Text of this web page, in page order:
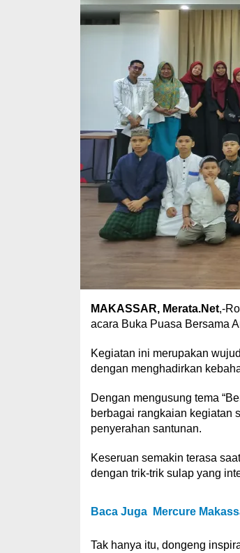
MAKASSAR, Merata.Net,-
acara Buka Puasa Bersama
Kegiatan ini merupakan
dengan menghadirkan
Dengan mengusung tema
berbagai rangkaian kegiatan
penyerahan santunan.
Keseruan semakin terasa
dengan trik-trik sulap yang
Baca Juga Mercure
Tak hanya itu, dongeng